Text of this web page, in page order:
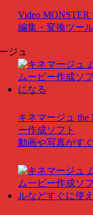
Video MONSTER
編集・変換ツー
ジュ
キネマージュ the
ー作成ソフト
動画や写真がす